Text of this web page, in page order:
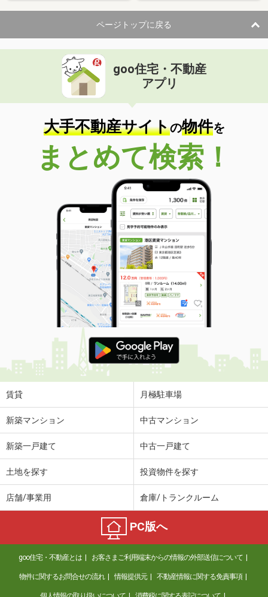
ページトップに戻る
goo住宅・不動産
アプリ
大手不動産サイトの物件を
まとめて検索！
賃貸 月極駐車場
新築マンション 中古マンション
新築一戸建て 中古一戸建て
土地を探す 投資物件を探す
店舗/事業用 倉庫/トランクルーム
PC版へ
goo住宅・不動産とは お客さまご利用端末からの情報の外部送信について
物件に関するお問合せの流れ 情報提供元 不動産情報に関する免責事項